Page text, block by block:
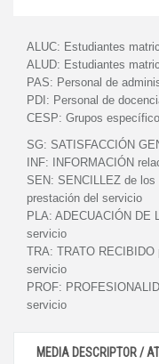
ALUC: Estudiantes
ALUD: Estudiantes
PAS: Personal de
PDI: Personal de
CESP: Grupos
SG: SATISFACCIÓN
INF:
INFORMACIÓN
SEN: SENCILLEZ de
prestación del servicio
PLA: ADECUACIÓN DE
servicio
TRA: TRATO RECIBIDO
servicio
PROF:
servicio
MEDIA DESCRIPTOR /